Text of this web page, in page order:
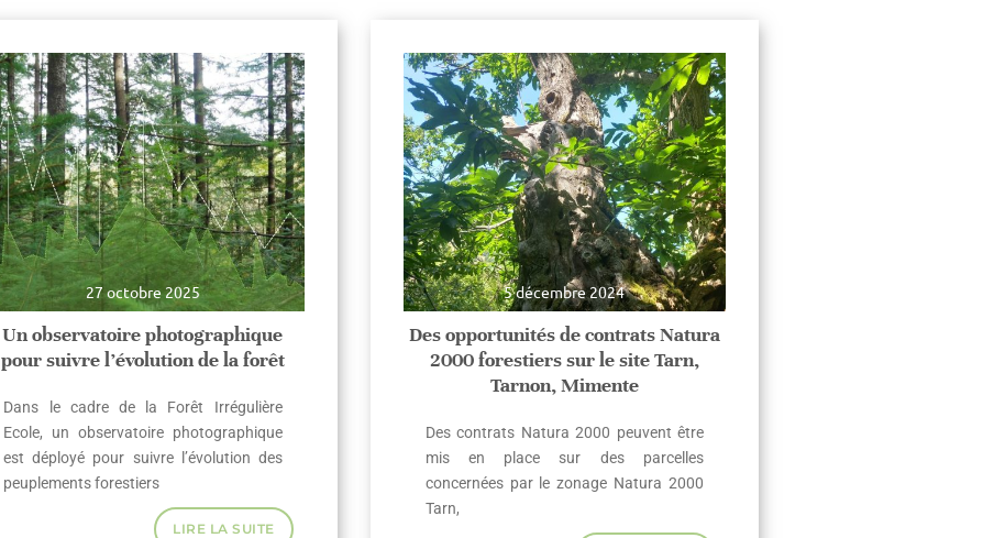
27 octobre 2025
Un observatoire photographique
pour suivre l’évolution de la forêt
Dans le cadre de la Forêt Irrégulière
Ecole, un observatoire photographique
est déployé pour suivre l’évolution des
peuplements forestiers
LIRE LA SUITE
5 décembre 2024
Des opportunités de contrats Natura
2000 forestiers sur le site Tarn,
Tarnon, Mimente
Des contrats Natura 2000 peuvent être
mis en place sur des parcelles
concernées par le zonage Natura 2000
Tarn,